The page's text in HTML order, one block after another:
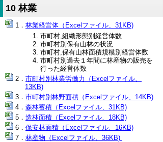
10 林業
林業経営体（Excelファイル、31KB)
市町村,組織形態別経営体数
市町村別保有山林の状況
市町村,保有山林面積規模別経営体数
市町村別過去１年間に林産物の販売を
行った経営体数
市町村別林業労働力（Excelファイル、
13KB)
市町村別林野面積（Excelファイル、14KB)
森林蓄積（Excelファイル、31KB)
造林面積（Excelファイル、18KB)
保安林面積（Excelファイル、16KB)
林産物（Excelファイル、36KB)